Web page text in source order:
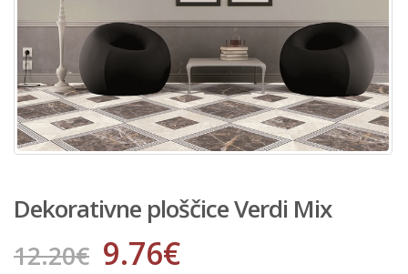
Dekorativne ploščice Verdi Mix
12.20€ 9.76€